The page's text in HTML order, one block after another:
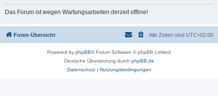
Das Forum ist wegen Wartungsarbeiten derzeit offline!
Foren-Übersicht Alle Zeiten sind UTC+02:00
Powered by phpBB® Forum Software © phpBB Limited
Deutsche Übersetzung durch phpBB.de
Datenschutz| Nutzungsbedingungen